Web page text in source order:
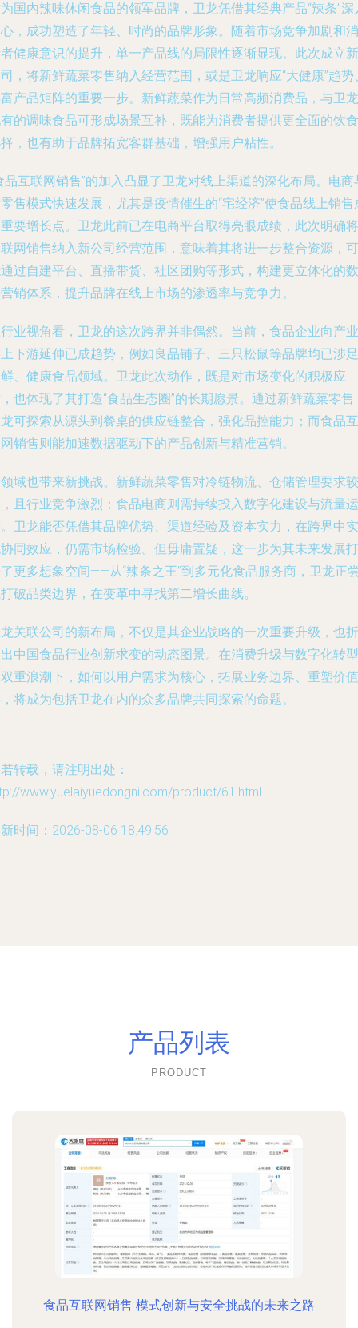
国内辣味休闲食品的领军品牌，卫龙凭借其经典产品“辣条”深
，成功塑造了年轻、时尚的品牌形象。随着市场竞争加剧和消
健康意识的提升，单一产品线的局限性逐渐显现。此次成立新
，将新鲜蔬菜零售纳入经营范围，或是卫龙响应“大健康”趋势
产品矩阵的重要一步。新鲜蔬菜作为日常高频消费品，与卫龙
的调味食品可形成场景互补，既能为消费者提供更全面的饮食
，也有助于品牌拓宽客群基础，增强用户粘性。
品互联网销售”的加入凸显了卫龙对线上渠道的深化布局。电商
售模式快速发展，尤其是疫情催生的“宅经济”使食品线上销售
要增长点。卫龙此前已在电商平台取得亮眼成绩，此次明确将
网销售纳入新公司经营范围，意味着其将进一步整合资源，可
过自建平台、直播带货、社区团购等形式，构建更立体化的数
销体系，提升品牌在线上市场的渗透率与竞争力。
业视角看，卫龙的这次跨界并非偶然。当前，食品企业向产业
下游延伸已成趋势，例如良品铺子、三只松鼠等品牌均已涉足
、健康食品领域。卫龙此次动作，既是对市场变化的积极应
也体现了其打造“食品生态圈”的长期愿景。通过新鲜蔬菜零售
可探索从源头到餐桌的供应链整合，强化品控能力；而食品互
销售则能加速数据驱动下的产品创新与精准营销。
域也带来新挑战。新鲜蔬菜零售对冷链物流、仓储管理要求较
且行业竞争激烈；食品电商则需持续投入数字化建设与流量运
卫龙能否凭借其品牌优势、渠道经验及资本实力，在跨界中实
同效应，仍需市场检验。但毋庸置疑，这一步为其未来发展打
更多想象空间——从“辣条之王”到多元化食品服务商，卫龙正
破品类边界，在变革中寻找第二增长曲线。
关联公司的新布局，不仅是其企业战略的一次重要升级，也折
中国食品行业创新求变的动态图景。在消费升级与数字化转型
重浪潮下，如何以用户需求为核心，拓展业务边界、重塑价值
将成为包括卫龙在内的众多品牌共同探索的命题。
转载，请注明出处：
www.yuelaiyuedongni.com/product/61.html
时间：2026-08-06 18:49:56
产品列表
PRODUCT
食品互联网销售 模式创新与安全挑战的未来之路